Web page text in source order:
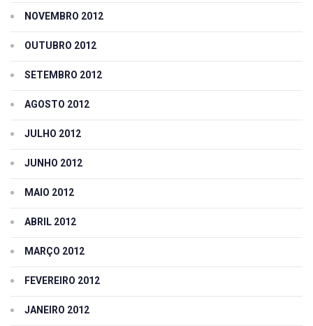
NOVEMBRO 2012
OUTUBRO 2012
SETEMBRO 2012
AGOSTO 2012
JULHO 2012
JUNHO 2012
MAIO 2012
ABRIL 2012
MARÇO 2012
FEVEREIRO 2012
JANEIRO 2012